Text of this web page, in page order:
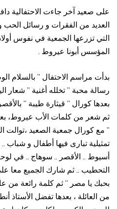
على صعيد آخر جاءت الاحتفالية
العديد من الفقرات و رسائل الحب و
التي تزرعها الجمعية في نفوس
المؤسس أبونا عيروط .
بدأت مراسم الاحتفال ” بالسلام
رسالة محبة ” تخلله أغنية ” شعار
بعدها كورال ” قيثارة طيبة ”
ثم شعر من كلمات الأب عيروط،
” مع كورال جمعية الصعيد
تمثيلية تبارى فيها أطفال و شباب ..
أسيوط .. الأقصر .. سوهاج .. في
التحطيب .. ثم شارك الجميع معا
بحبك يا مصر ” ثم كلمة رائعة من
من العائلة ، بعدها تفضل الأستاذ